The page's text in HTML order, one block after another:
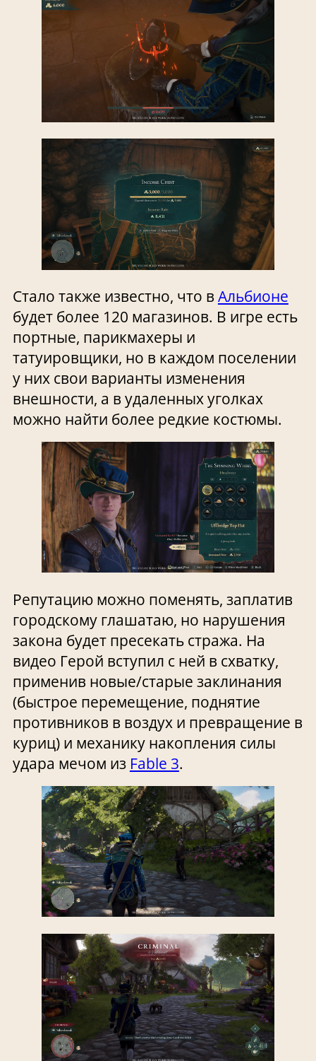
Стало также известно, что в Альбионе
будет более 120 магазинов. В игре есть
портные, парикмахеры и
татуировщики, но в каждом поселении
у них свои варианты изменения
внешности, а в удаленных уголках
можно найти более редкие костюмы.
Репутацию можно поменять, заплатив
городскому глашатаю, но нарушения
закона будет пресекать стража. На
видео Герой вступил с ней в схватку,
применив новые/старые заклинания
(быстрое перемещение, поднятие
противников в воздух и превращение в
куриц) и механику накопления силы
удара мечом из Fable 3.